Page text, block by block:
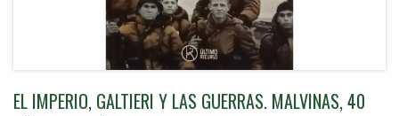
EL IMPERIO, GALTIERI Y LAS GUERRAS. MALVINAS, 40